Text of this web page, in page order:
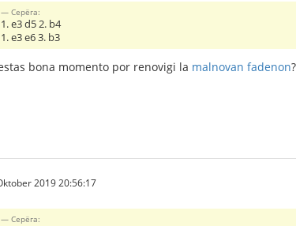
Серёга:
1. e3 d5 2. b4
1. e3 e6 3. b3
bona momento por renovigi la malnovan fadenon?
2019 20:56:17
Серёга: